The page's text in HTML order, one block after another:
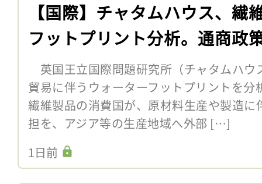
【国際】チャタムハウス、繊
フットプリント分析。通商政
英国王立国際問題研究所（チャタムハウ
貿易に伴うウォーターフットプリントを
繊維製品の消費国が、原材料生産や製造
担を、アジア等の生産地域へ外部 […]
1日前